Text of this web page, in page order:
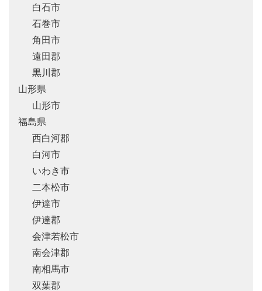
白石市
石巻市
角田市
遠田郡
黒川郡
山形県
山形市
福島県
西白河郡
白河市
いわき市
二本松市
伊達市
伊達郡
会津若松市
南会津郡
南相馬市
双葉郡